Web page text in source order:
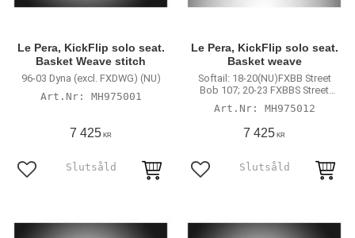
Le Pera, KickFlip solo seat.
Basket Weave stitch
96-03 Dyna (excl. FXDWG) (NU)
MH975001
7 425 KR
Lägg till i favoriter
Le Pera, KickFlip solo seat.
Basket weave
Softail: 18-20(NU)FXBB Street
Bob 107; 20-23 FXBBS Street
Bob 114; 20-23 FXST Softail
Standard 107; 18-21(NU)FLSL
Slim
MH975012
7 425 KR
Lägg till i favoriter